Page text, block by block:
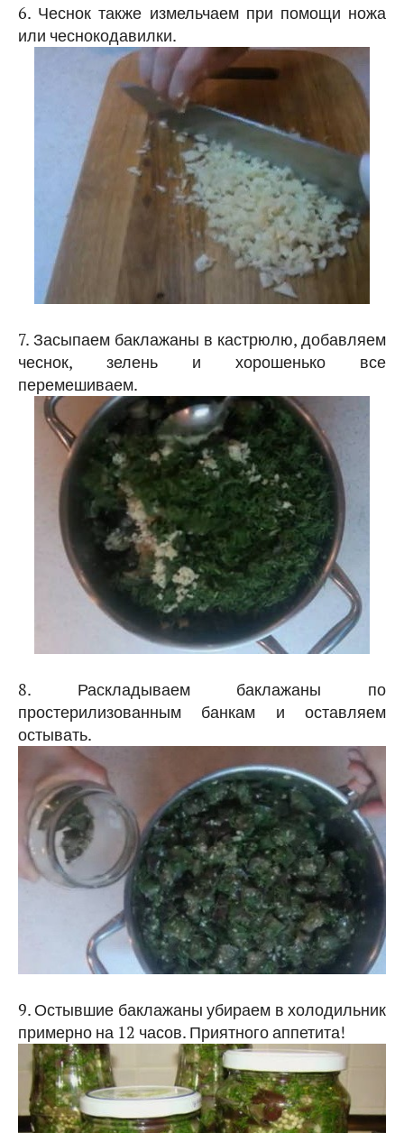
6. Чеснок также измельчаем при помощи ножа
или чеснокодавилки.
7. Засыпаем баклажаны в кастрюлю, добавляем
чеснок, зелень и хорошенько все
перемешиваем.
8. Раскладываем баклажаны по
простерилизованным банкам и оставляем
остывать.
9. Остывшие баклажаны убираем в холодильник
примерно на 12 часов. Приятного аппетита!